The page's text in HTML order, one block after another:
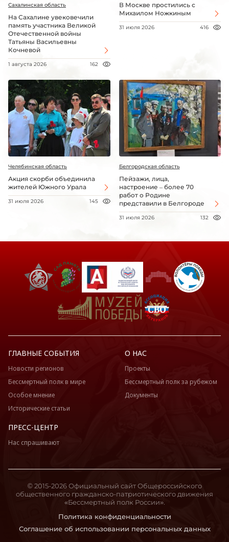
Сахалинская область
На Сахалине увековечили
память участника Великой
Отечественной войны
Татьяны Васильевны
Кочневой
1 августа 2026 162
В Москве простились с
Михаилом Ножкиным
31 июля 2026 416
Челябинская область
Акция скорби объединила
жителей Южного Урала
31 июля 2026 145
Белгородская область
Пейзажи, лица,
настроение – более 70
работ о Родине
представили в Белгороде
31 июля 2026 132
ГЛАВНЫЕ СОБЫТИЯ
Новости регионов
Бессмертный полк в мире
Особое мнение
Исторические статьи
О НАС
Проекты
Бессмертный полк за рубежом
Документы
ПРЕСС-ЦЕНТР
Нас спрашивают
Политика конфиденциальности
Соглашение об использовании персональных данных
© 2015-2026 Официальный сайт Общероссийского
общественного гражданско-патриотического движения
«Бессмертный полк России».